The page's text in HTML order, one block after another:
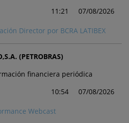
11:21
07/08/2026
Director por BCRA LATIBEX
(PETROBRAS)
financiera periódica
10:54
07/08/2026
Webcast